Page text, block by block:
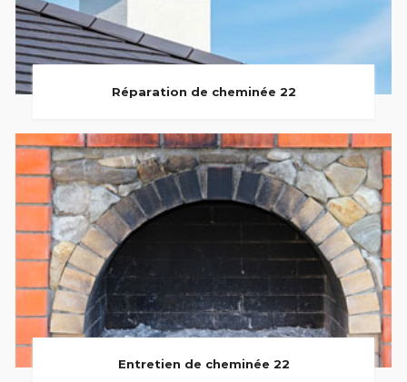
Réparation de cheminée 22
Entretien de cheminée 22